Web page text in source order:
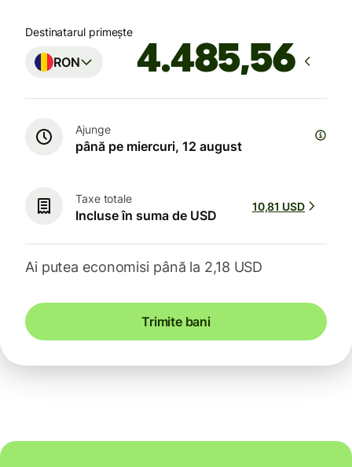
Destinatarul primește
RON
Ajunge
până pe miercuri, 12 august
Taxe totale
Incluse în suma de USD
10,81 USD
Ai putea economisi până la 2,18 USD
Trimite bani